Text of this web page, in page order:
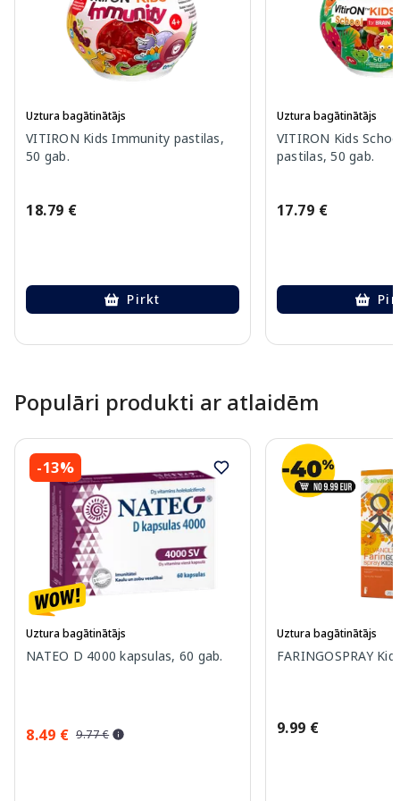
Uztura bagātinātājs
VITIRON Kids Immunity pastilas,
50 gab.
18.79 €
Pirkt
Uztura bagātinātājs
VITIRON Kids
pastilas, 50 gab.
17.79 €
Populāri produkti ar atlaidēm
-13%
Uztura bagātinātājs
NATEO D 4000 kapsulas, 60 gab.
8.49 € 9.77 €
Uztura bagātinātājs
FARINGOSPRAY
9.99 €